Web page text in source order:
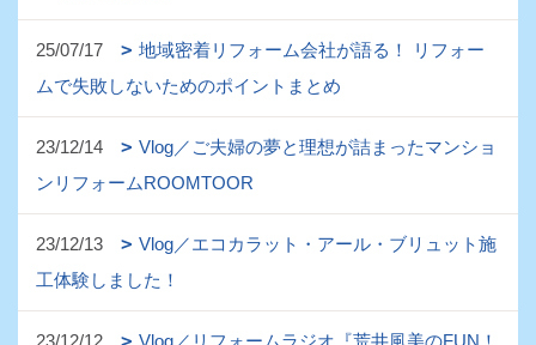
25/07/17
地域密着リフォーム会社が語る！ リフォー
ムで失敗しないためのポイントまとめ
23/12/14
Vlog／ご夫婦の夢と理想が詰まったマンショ
ンリフォームROOMTOOR
23/12/13
Vlog／エコカラット・アール・ブリュット施
工体験しました！
23/12/12
Vlog／リフォームラジオ『荒井風美のFUN！